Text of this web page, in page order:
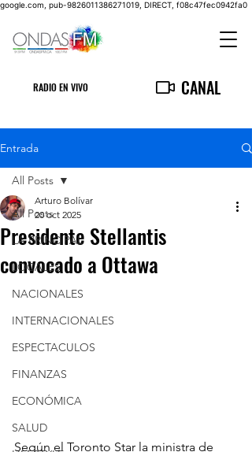
google.com, pub-9826011386271019, DIRECT, f08c47fec0942fa0
RADIO EN VIVO CANAL
Entrada
All Posts
LA PRINCIPAL
LOCALES
NACIONALES
INTERNACIONALES
ESPECTACULOS
FINANZAS
ECONÓMICA
SALUD
All Posts
Presidente Stellantis
convocado a Ottawa
Arturo Bolívar
20 oct 2025
Según el Toronto Star la ministra de